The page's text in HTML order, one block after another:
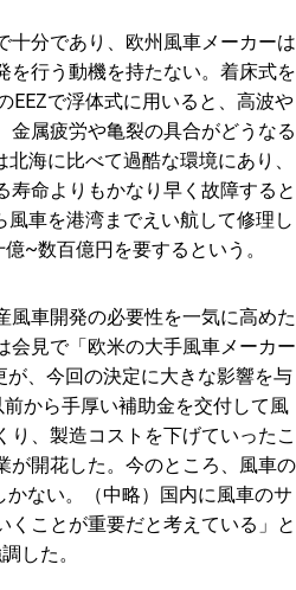
十分であり、欧州風車メーカーは
を行う動機を持たない。着床式を
EEZで浮体式に用いると、高波や
金属疲労や亀裂の具合がどうなる
海に比べて過酷な環境にあり、
寿命よりもかなり早く故障すると
風車を港湾までえい航して修理し
~数百億円を要するという。
風車開発の必要性を一気に高めた
会見で「欧米の大手風車メーカー
、今回の決定に大きな影響を与
から手厚い補助金を交付して風
り、製造コストを下げていったこ
が開花した。今のところ、風車の
ない。（中略）国内に風車のサ
くことが重要だと考えている」と
した。